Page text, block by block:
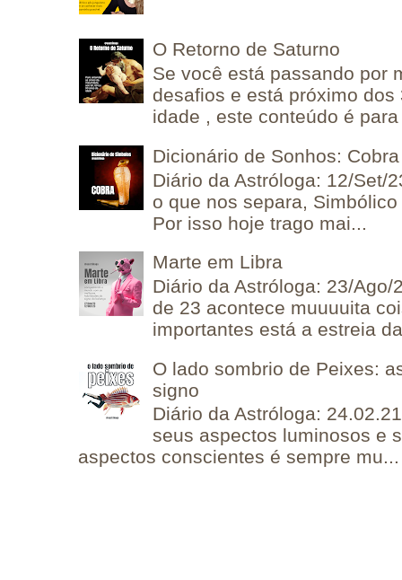
O Retorno de Saturno
Se você está passando por
desafios e está próximo
idade , este conteúdo é
Dicionário de Sonhos: Cobra
Diário da Astróloga: 12/Set/
o que nos separa,
Por isso hoje trago mai...
Marte em Libra
Diário da Astróloga: 23/
de 23 acontece muuuuita
importantes está a estreia
O lado sombrio de Peixes:
signo
Diário da Astróloga:
seus aspectos luminosos e
aspectos conscientes é sempre mu...